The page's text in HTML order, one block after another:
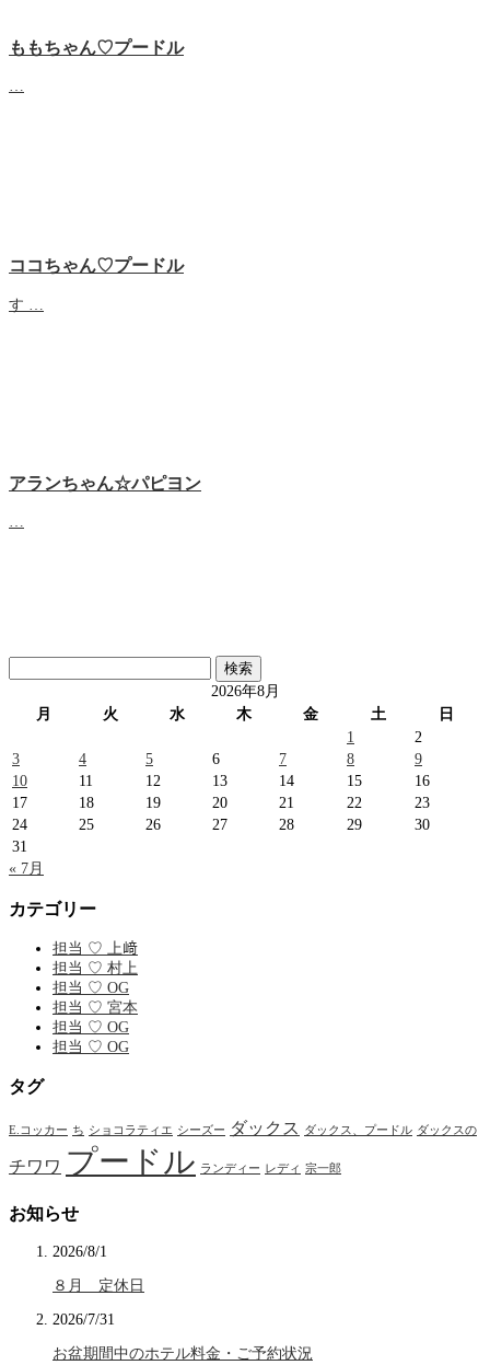
ももちゃん♡プードル
ココちゃん♡プードル
す …
アランちゃん☆パピヨン
索:
2026年8月
月
火 水 木 金 土
日
1
2
3
4 5 6 7 8
9
10
11 12 13 14 15
16
17
18 19 20 21 22
23
24
25 26 27 28 29
30
31
« 7月
カテゴリー
担当 ♡ 上﨑
担当 ♡ 村上
担当 ♡ OG
担当 ♡ 宮本
担当 ♡ OG
担当 ♡ OG
タグ
E.コッカー ち ショコラティエ シーズー ダックス ダックス、プードル ダックスの
チワワ プードル ランディー レディ 宗一郎
お知らせ
2026/8/1
８月 定休日
2026/7/31
お盆期間中のホテル料金・ご予約状況